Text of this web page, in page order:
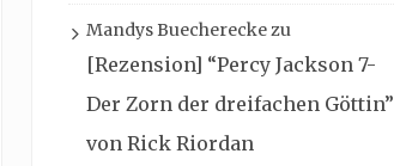
Mandys Buechereckezu
[Rezension] “Percy Jackson 7-
Der Zorn der dreifachen Göttin”
von Rick Riordan